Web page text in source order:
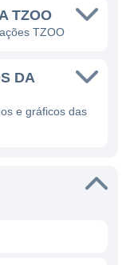
TZOO
TZOO
DA
e gráficos das